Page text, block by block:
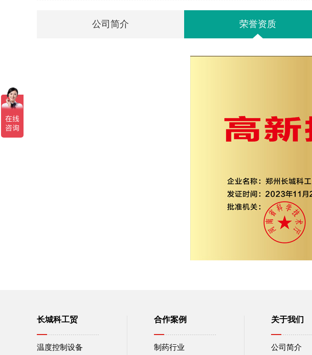
公司简介 荣誉资质
长城科工贸
温度控制设备
合作案例
制药行业
关于我们
公司简介